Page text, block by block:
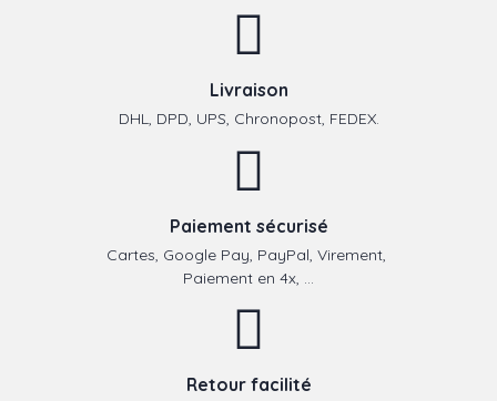
Livraison
DHL, DPD, UPS, Chronopost, FEDEX.
Paiement sécurisé
Cartes, Google Pay, PayPal, Virement,
Paiement en 4x, ...
Retour facilité